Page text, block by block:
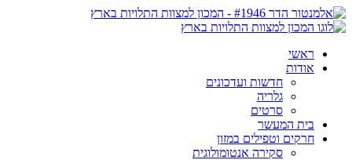
ראשי
אודות
חדשות ועדכונים
גלריה
סרטים
בית המעשר
חרקים וטפילים במזון
סקירה אנטומולוגית